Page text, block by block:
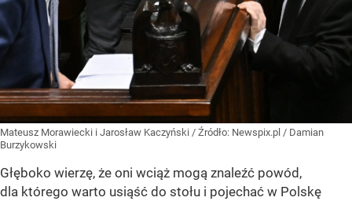
Mateusz Morawiecki i Jarosław Kaczyński / Źródło: Newspix.pl / Damian
Burzykowski
Głęboko wierzę, że oni wciąż mogą znaleźć powód,
dla którego warto usiąść do stołu i pojechać w Polskę